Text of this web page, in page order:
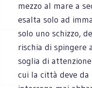
mezzo al mare a
esalta solo ad
solo uno schizzo,
rischia di spingere
soglia di
cui la città deve